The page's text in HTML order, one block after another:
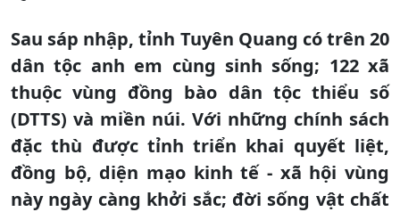
Sau sáp nhập, tỉnh Tuyên Quang có trên 20
dân tộc anh em cùng sinh sống; 122 xã
thuộc vùng đồng bào dân tộc thiểu số
(DTTS) và miền núi. Với những chính sách
đặc thù được tỉnh triển khai quyết liệt,
đồng bộ, diện mạo kinh tế - xã hội vùng
này ngày càng khởi sắc; đời sống vật chất